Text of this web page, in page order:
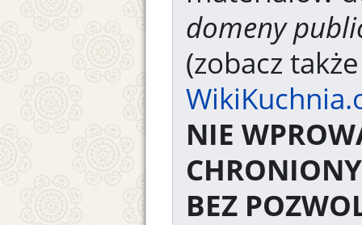
domeny
(zobacz
NIE
BEZ